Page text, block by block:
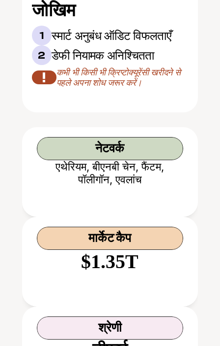
जोखिम
1 स्मार्ट अनुबंध ऑडिट विफलताएँ
2 डेफी नियामक अनिश्चितता
!
कभी भी किसी भी क्रिप्टोक्यूरेंसी खरीदने से
पहले अपना शोध जरूर करें।
नेटवर्क
एथेरियम, बीएनबी चेन, फैंटम,
पॉलीगॉन, एवलांच
मार्केट कैप
$1.35T
श्रेणी